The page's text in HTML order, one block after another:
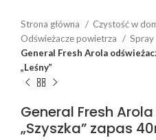
Strona główna Czystość w
Odświeżacze powietrza
Spray
General Fresh Arola
„Leśny”
General Fresh
„Szyszka” zapas